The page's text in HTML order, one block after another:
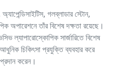
অ্যাপেন্ডিসাইটিস, গলব্লাডার স্টোন,
অপারেশনে তাঁর বিশেষ দক্ষতা রয়েছে।
ল্যাপারোস্কোপিক সার্জারিতে বিশেষ
চিকিৎসা প্রযুক্তি ব্যবহার করে
করেন।